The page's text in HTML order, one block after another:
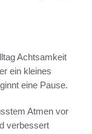
Achtsamkeit
ein kleines
eine Pause.
Atmen vor
verbessert